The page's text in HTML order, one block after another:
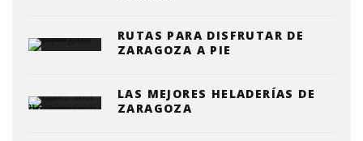
RUTAS PARA DISFRUTAR DE
ZARAGOZA A PIE
LAS MEJORES HELADERÍAS DE
ZARAGOZA